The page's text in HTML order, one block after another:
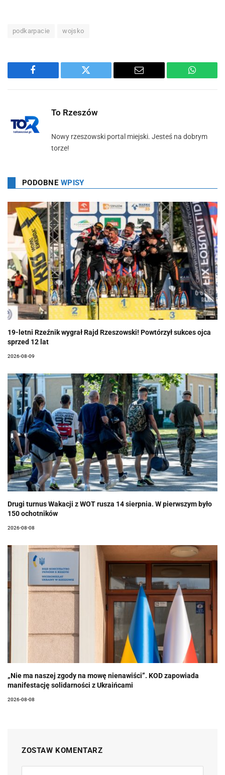
podkarpacie wojsko
Facebook Twitter Email
To Rzeszów
Nowy rzeszowski portal miejski. Jesteś na dobrym
torze!
PODOBNE WPISY
19-letni Rzeźnik wygrał Rajd Rzeszowski! Powtórzył sukces ojca
sprzed 12 lat
2026-08-09
Drugi turnus Wakacji z WOT rusza 14 sierpnia. W pierwszym było
150 ochotników
2026-08-08
„Nie ma naszej zgody na mowę nienawiści”. KOD zapowiada
manifestację solidarności z Ukraińcami
2026-08-08
ZOSTAW KOMENTARZ